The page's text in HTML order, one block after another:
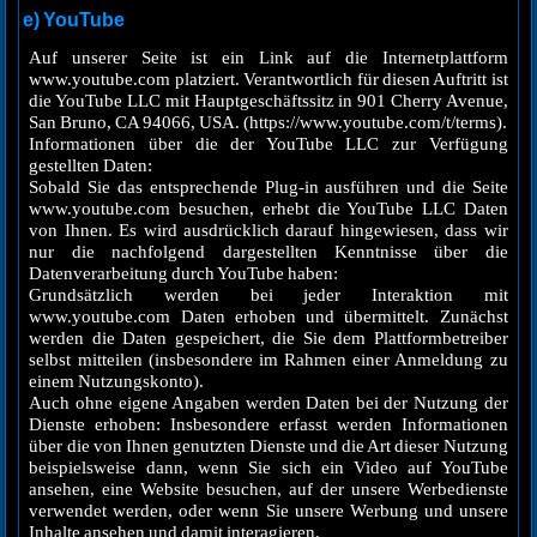
e) YouTube
Auf unserer Seite ist ein Link auf die Internetplattform
www.youtube.com platziert. Verantwortlich für diesen Auftritt ist
die YouTube LLC mit Hauptgeschäftssitz in 901 Cherry Avenue,
San Bruno, CA 94066, USA. (https://www.youtube.com/t/terms).
Informationen über die der YouTube LLC zur Verfügung
gestellten Daten:
Sobald Sie das entsprechende Plug-in ausführen und die Seite
www.youtube.com besuchen, erhebt die YouTube LLC Daten
von Ihnen. Es wird ausdrücklich darauf hingewiesen, dass wir
nur die nachfolgend dargestellten Kenntnisse über die
Datenverarbeitung durch YouTube haben:
Grundsätzlich werden bei jeder Interaktion mit
www.youtube.com Daten erhoben und übermittelt. Zunächst
werden die Daten gespeichert, die Sie dem Plattformbetreiber
selbst mitteilen (insbesondere im Rahmen einer Anmeldung zu
einem Nutzungskonto).
Auch ohne eigene Angaben werden Daten bei der Nutzung der
Dienste erhoben: Insbesondere erfasst werden Informationen
über die von Ihnen genutzten Dienste und die Art dieser Nutzung
beispielsweise dann, wenn Sie sich ein Video auf YouTube
ansehen, eine Website besuchen, auf der unsere Werbedienste
verwendet werden, oder wenn Sie unsere Werbung und unsere
Inhalte ansehen und damit interagieren.